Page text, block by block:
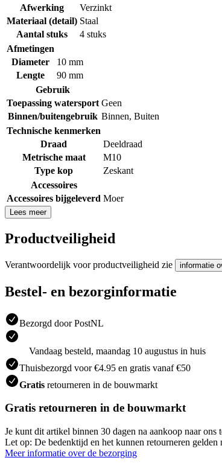
Afwerking
Verzinkt
Materiaal (detail) Staal
Aantal stuks
4 stuks
Afmetingen
Diameter
10 mm
Lengte
90 mm
Gebruik
Toepassing watersport Geen
Binnen/buitengebruik Binnen, Buiten
Technische kenmerken
Draad
Deeldraad
Metrische maat
M10
Type kop
Zeskant
Accessoires
Accessoires bijgeleverd Moer
Lees meer
Productveiligheid
Verantwoordelijk voor productveiligheid zie informatie
Bestel- en bezorginformatie
Bezorgd door PostNL
Vandaag besteld, maandag 10 augustus in huis
Thuisbezorgd voor €4.95 en gratis vanaf €50
Gratis retourneren in de bouwmarkt
Gratis retourneren in de bouwmarkt
Je kunt dit artikel binnen 30 dagen na aankoop naar
Let op: De bedenktijd en het kunnen retourneren
Meer informatie over de bezorging